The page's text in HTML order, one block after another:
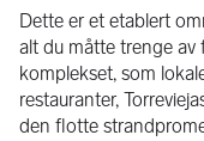
Dette er et etablert
alt du måtte trenge av
komplekset, som
restauranter,
den flotte